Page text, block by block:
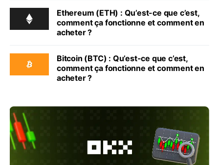
Ethereum (ETH) : Qu’est-ce que c’est,
comment ça fonctionne et comment en
acheter ?
Bitcoin (BTC) : Qu’est-ce que c’est,
comment ça fonctionne et comment en
acheter ?